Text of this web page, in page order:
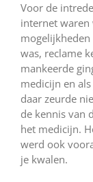
Voor de
internet waren
mogelijkheden
was, reclame
mankeerde
medicijn en
daar zeurde
de kennis van
het medicijn.
werd ook
je kwalen.